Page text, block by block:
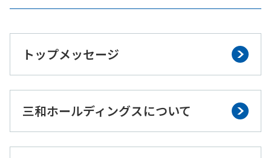
トップメッセージ
三和ホールディングスについて